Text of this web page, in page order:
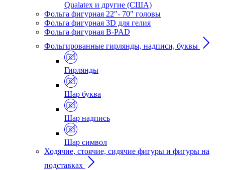
Qualatex и другие (США)
Фольга фигурная 22"- 70" головы
Фольга фигурная 3D для гелия
Фольга фигурная B-PAD
Фольгированные гирлянды, надписи, буквы
Гирлянды
Шар буква
Шар надпись
Шар символ
Ходячие, стоячие, сидячие фигуры и фигуры на
подставках